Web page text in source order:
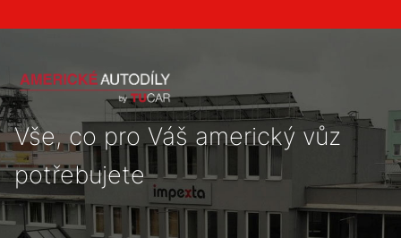
Vše, co pro Váš americký vůz
potřebujete